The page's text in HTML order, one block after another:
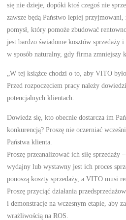
się nie dzieje, dopóki ktoś czegoś nie
zawsze będą Państwo lepiej przyjmowani,
pomysł, który pomoże zbudować
jest bardzo świadome kosztów sprzedaży
w sposób naturalny, gdy firma zmniejszy
„W tej książce chodzi o to, aby VITO
Przed rozpoczęciem pracy należy
potencjalnych klientach:
Dowiedz się, kto obecnie dostarcza im
konkurencją? Proszę nie oczerniać
Państwa klienta.
Proszę przeanalizować ich siłę sprzedaży
wydajny lub wystawny jest ich proces
ponoszą koszty sprzedaży, a VITO musi
Proszę przyciąć działania
i demonstracje na wczesnym etapie, aby
wrażliwością na ROS.